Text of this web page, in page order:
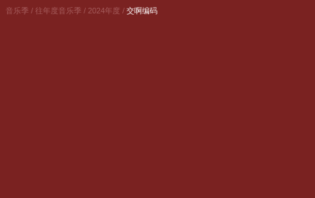
音乐季 / 往年度音乐季 / 2024年度 / 交啊编码